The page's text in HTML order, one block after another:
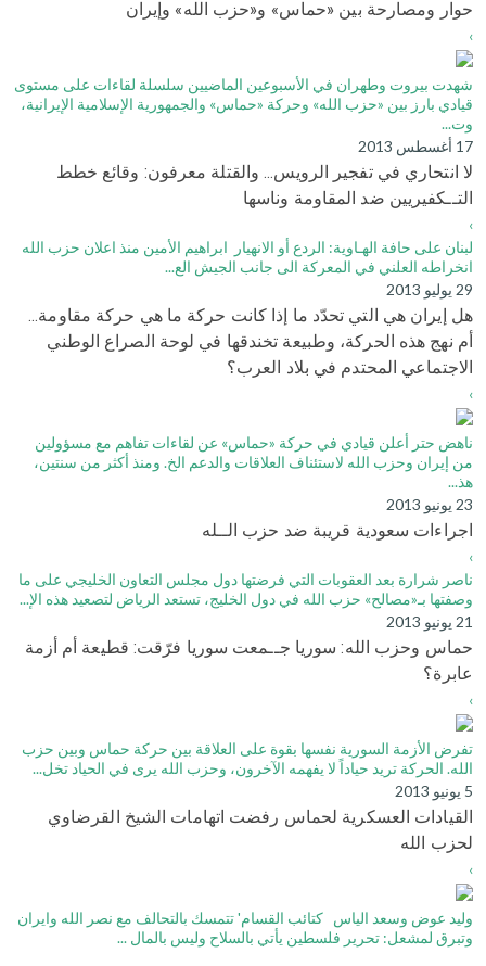
حوار ومصارحة بين «حماس» و«حزب الله» وإيران
›
شهدت بيروت وطهران في الأسبوعين الماضيين سلسلة لقاءات على مستوى
قيادي بارز بين «حزب الله» وحركة «حماس» والجمهورية الإسلامية الإيرانية،
وت...
17 أغسطس 2013
لا انتحاري في تفجير الرويس... والقتلة معرفون: وقائع خطط
التــكفيريين ضد المقاومة وناسها
›
لبنان على حافة الهـاوية: الردع أو الانهيار ابراهيم الأمين منذ اعلان حزب الله
انخراطه العلني في المعركة الى جانب الجيش الع...
29 يوليو 2013
هل إيران هي التي تحدّد ما إذا كانت حركة ما هي حركة مقاومة...
أم نهج هذه الحركة، وطبيعة تخندقها في لوحة الصراع الوطني
الاجتماعي المحتدم في بلاد العرب؟
›
ناهض حتر أعلن قيادي في حركة «حماس» عن لقاءات تفاهم مع مسؤولين
من إيران وحزب الله لاستئناف العلاقات والدعم الخ. ومنذ أكثر من سنتين،
هذ...
23 يونيو 2013
اجراءات سعودية قريبة ضد حزب الــله
›
ناصر شرارة بعد العقوبات التي فرضتها دول مجلس التعاون الخليجي على ما
وصفتها بـ«مصالح» حزب الله في دول الخليج، تستعد الرياض لتصعيد هذه الإ...
21 يونيو 2013
حماس وحزب الله: سوريا جــمعت سوريا فرّقت: قطيعة أم أزمة
عابرة؟
›
تفرض الأزمة السورية نفسها بقوة على العلاقة بين حركة حماس وبين حزب
الله. الحركة تريد حياداً لا يفهمه الآخرون، وحزب الله يرى في الحياد تخل...
5 يونيو 2013
القيادات العسكرية لحماس رفضت اتهامات الشيخ القرضاوي
لحزب الله
›
وليد عوض وسعد الياس كتائب القسام' تتمسك بالتحالف مع نصر الله وايران
وتبرق لمشعل: تحرير فلسطين يأتي بالسلاح وليس بالمال ...